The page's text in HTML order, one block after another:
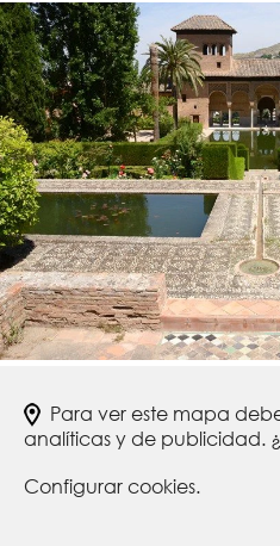
Para ver este mapa
analíticas y de publicidad.
Configurar cookies.